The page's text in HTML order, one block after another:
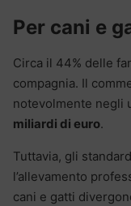
Per cani e
Circa il 44% delle
compagnia. Il
notevolmente negli
miliardi di euro.
Tuttavia, gli
l’allevamento
cani e gatti